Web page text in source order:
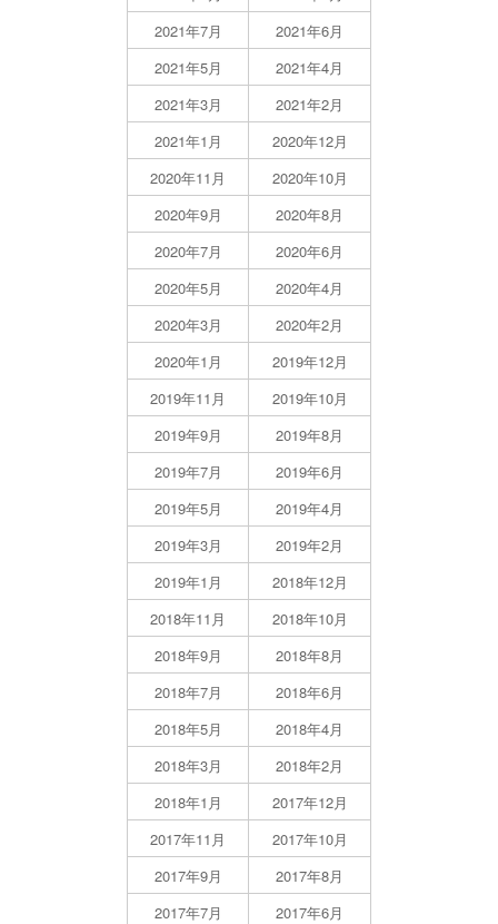
2021年7月
2021年6月
2021年5月
2021年4月
2021年3月
2021年2月
2021年1月
2020年12月
2020年11月
2020年10月
2020年9月
2020年8月
2020年7月
2020年6月
2020年5月
2020年4月
2020年3月
2020年2月
2020年1月
2019年12月
2019年11月
2019年10月
2019年9月
2019年8月
2019年7月
2019年6月
2019年5月
2019年4月
2019年3月
2019年2月
2019年1月
2018年12月
2018年11月
2018年10月
2018年9月
2018年8月
2018年7月
2018年6月
2018年5月
2018年4月
2018年3月
2018年2月
2018年1月
2017年12月
2017年11月
2017年10月
2017年9月
2017年8月
2017年7月
2017年6月